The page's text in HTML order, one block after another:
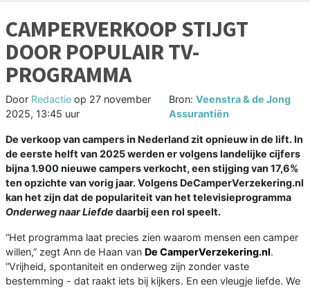
CAMPERVERKOOP STIJGT
DOOR POPULAIR TV-
PROGRAMMA
Door Redactie op 27 november
2025, 13:45 uur
Bron:Veenstra & de Jong
Assurantiën
De verkoop van campers in Nederland zit opnieuw in de lift. In
de eerste helft van 2025 werden er volgens landelijke cijfers
bijna 1.900 nieuwe campers verkocht, een stijging van 17,6%
ten opzichte van vorig jaar. Volgens DeCamperVerzekering.nl
kan het zijn dat de populariteit van het televisieprogramma
Onderweg naar Liefde daarbij een rol speelt.
“Het programma laat precies zien waarom mensen een camper
willen,” zegt Ann de Haan van De CamperVerzekering.nl.
“Vrijheid, spontaniteit en onderweg zijn zonder vaste
bestemming - dat raakt iets bij kijkers. En een vleugje liefde. We